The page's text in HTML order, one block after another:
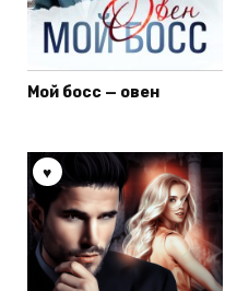
Мой босс — овен